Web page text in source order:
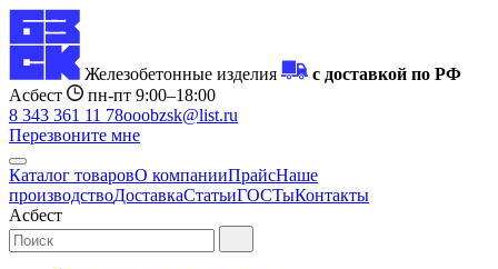
Железобетонные изделия
с доставкой по РФ
Асбест
пн-пт 9:00–18:00
8 343 361 11 78ooobzsk@list.ru
Перезвоните мне
Каталог товаровО компанииПрайсНаше
производствоДоставкаСтатьиГОСТыКонтакты
Асбест